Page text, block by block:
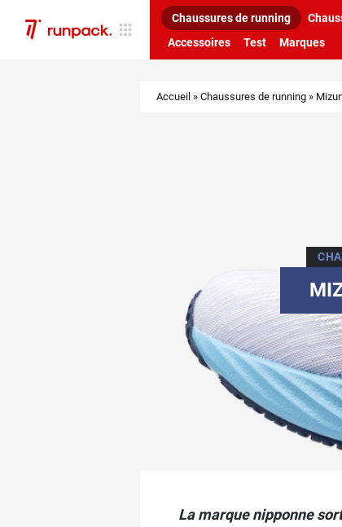
Chaussures de running
Accessoires
Test Marques
Accueil » Chaussures de running »
La marque nipponne